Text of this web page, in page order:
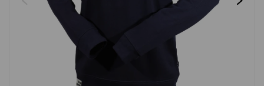
Vergessenes Passwort Neue Registrierung
ANMELDUNG ÜBER FACEBOOK